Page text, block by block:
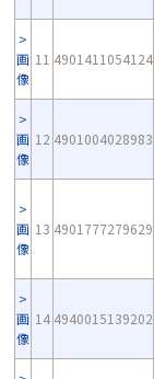
画
像
11 4901411054124
画
像
12 4901004028983
画
像
13 4901777279629
画
像
14 4940015139202